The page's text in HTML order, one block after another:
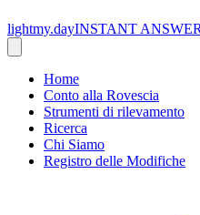
lightmy.dayINSTANT
Home
Conto alla Rovescia
Strumenti di rilevamento
Ricerca
Chi Siamo
Registro delle Modifiche